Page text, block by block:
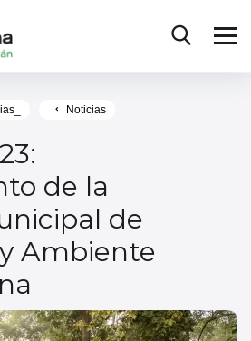
Noticias
de la
de
Ambiente